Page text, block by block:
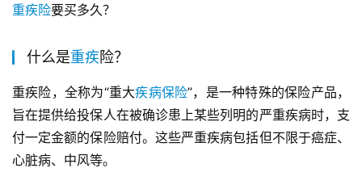
重疾险要买多久？
什么是重疾险？
重疾险，全称为“重大疾病保险”，是一种特殊的保险产品，
旨在提供给投保人在被确诊患上某些列明的严重疾病时，支
付一定金额的保险赔付。这些严重疾病包括但不限于癌症、
心脏病、中风等。